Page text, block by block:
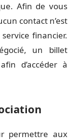
Afin de vous
contact n’est
financier.
un billet
d’accéder à
permettre aux